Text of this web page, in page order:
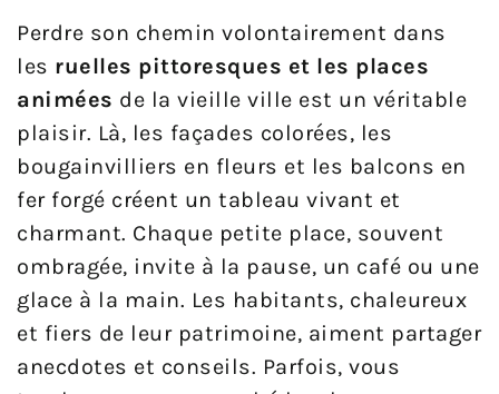
Perdre son chemin volontairement dans
les ruelles pittoresques et les places
animées de la vieille ville est un véritable
plaisir. Là, les façades colorées, les
bougainvilliers en fleurs et les balcons en
fer forgé créent un tableau vivant et
charmant. Chaque petite place, souvent
ombragée, invite à la pause, un café ou une
glace à la main. Les habitants, chaleureux
et fiers de leur patrimoine, aiment partager
anecdotes et conseils. Parfois, vous